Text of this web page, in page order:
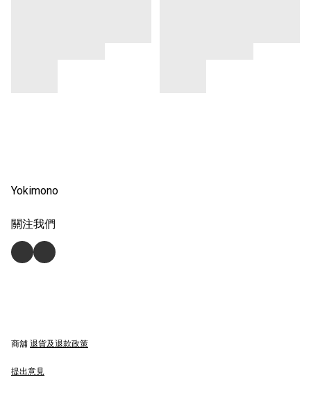
Yokimono
關注我們
商舖 退貨及退款政策
提出意見